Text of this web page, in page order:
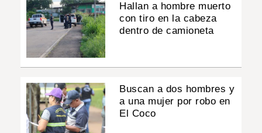
Hallan a hombre muerto
con tiro en la cabeza
dentro de camioneta
Buscan a dos hombres y
a una mujer por robo en
El Coco